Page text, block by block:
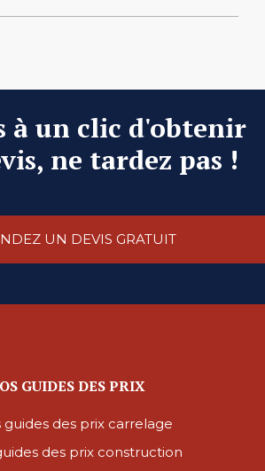
à un clic d'obtenir
ne tardez pas !
UN DEVIS GRATUIT
GUIDES DES PRIX
guides des prix carrelage
des prix construction